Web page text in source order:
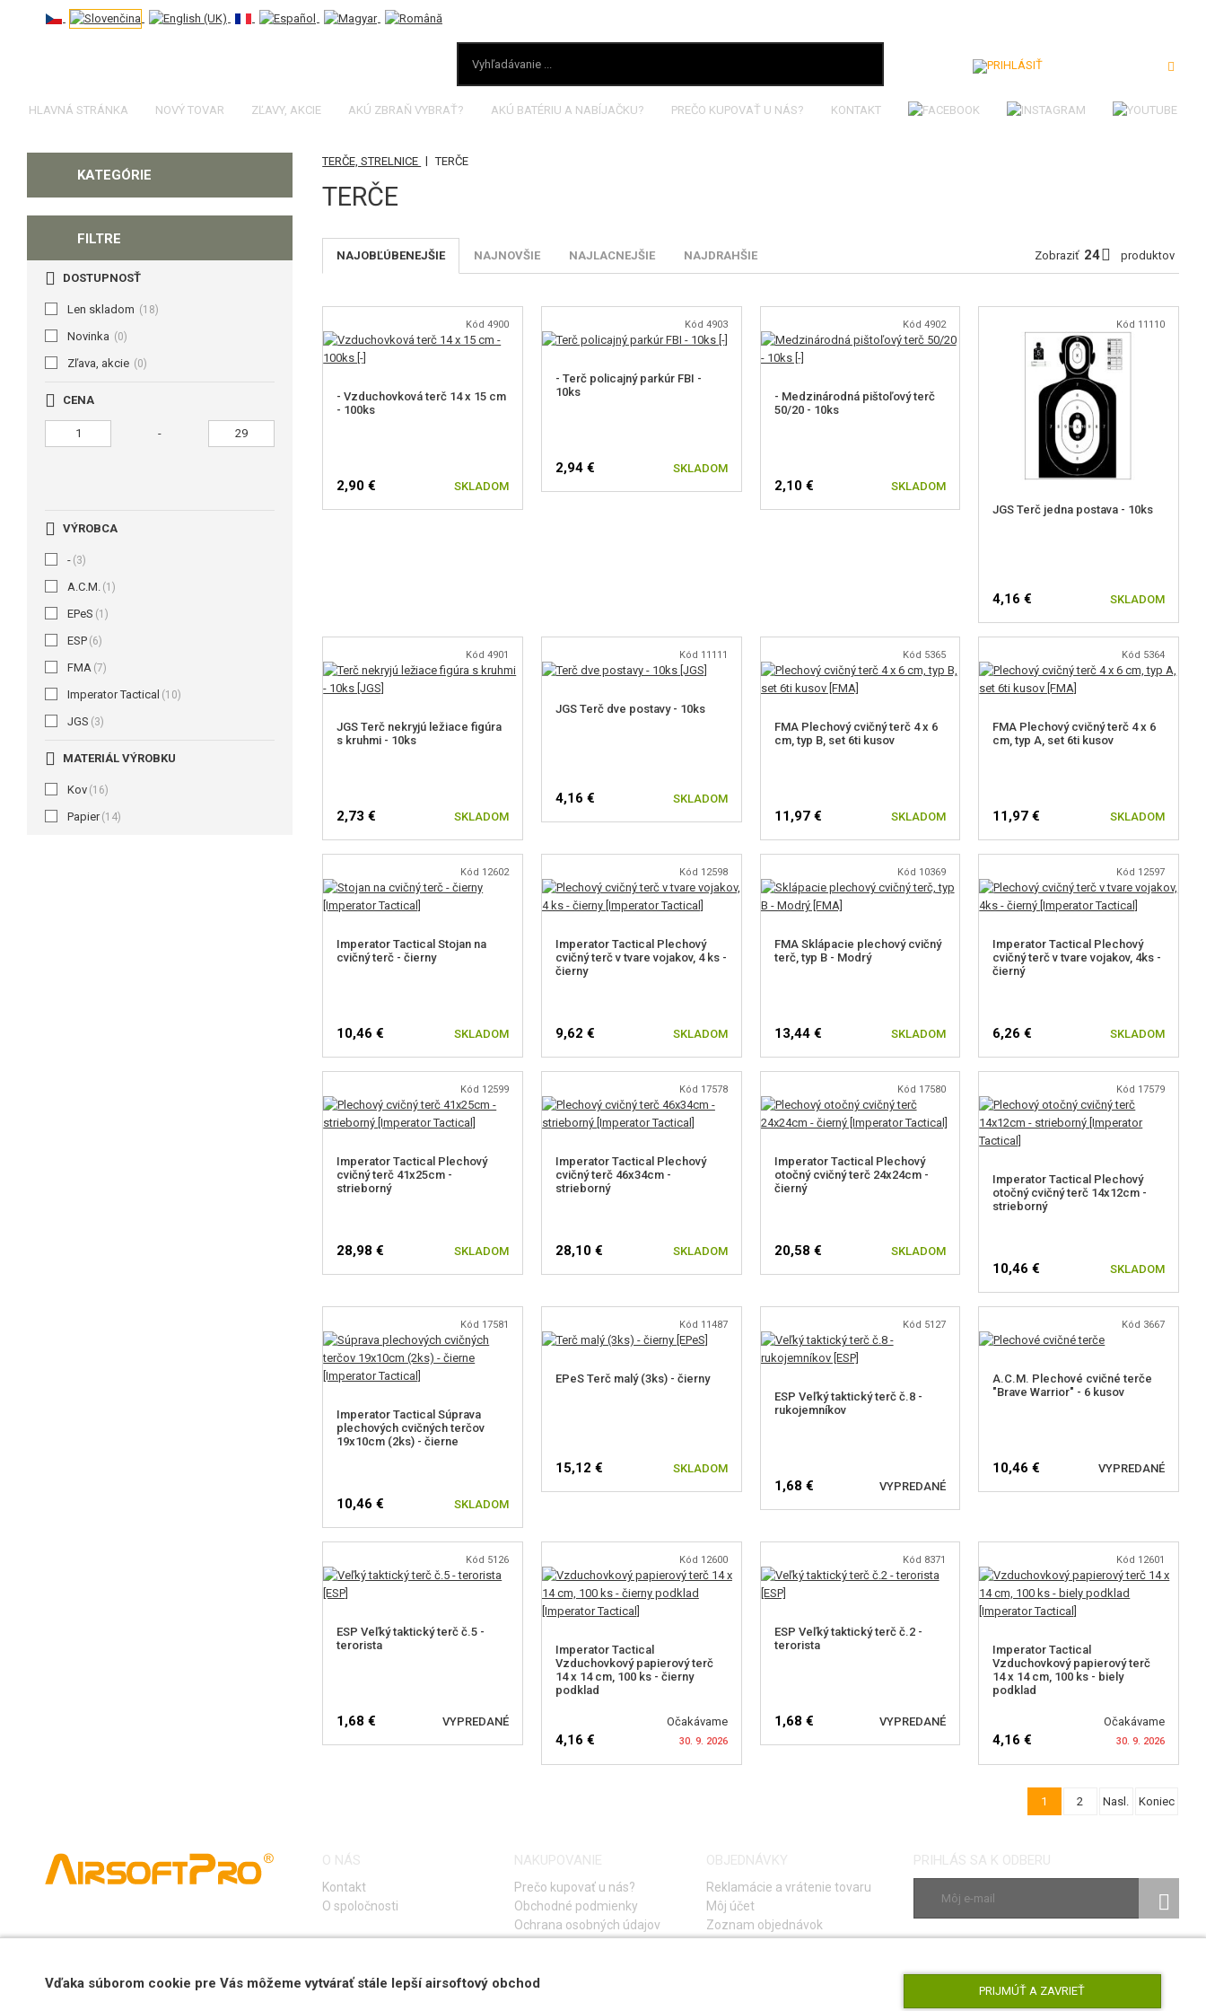
HLAVNÁ STRÁNKA NOVÝ TOVAR ZĽAVY, AKCIE AKÚ ZBRAŇ VYBRAŤ? AKÚ BATÉRIU A NABÍJAČKU? PREČO KUPOVAŤ U NÁS? KONTAKT
KATEGÓRIE
FILTRE
DOSTUPNOSŤ
Len skladom (18)
Novinka (0)
Zľava, akcie (0)
CENA
-
VÝROBCA
- (3)
A.C.M. (1)
EPeS (1)
ESP (6)
FMA (7)
Imperator Tactical (10)
JGS (3)
MATERIÁL VÝROBKU
Kov (16)
Papier (14)
TERČE, STRELNICE | TERČE
TERČE
Zobraziť produktov
NAJOBĽÚBENEJŠIE NAJNOVŠIE NAJLACNEJŠIE NAJDRAHŠIE
Kód 4900
- Vzduchovková terč 14 x 15 cm
- 100ks
2,90 € SKLADOM
Kód 4903
- Terč policajný parkúr FBI -
10ks
2,94 € SKLADOM
Kód 4902
- Medzinárodná pištoľový terč
50/20 - 10ks
2,10 € SKLADOM
Kód 11110
JGS Terč jedna postava - 10ks
4,16 € SKLADOM
Kód 4901
JGS Terč nekryjú ležiace figúra
s kruhmi - 10ks
2,73 € SKLADOM
Kód 11111
JGS Terč dve postavy - 10ks
4,16 € SKLADOM
Kód 5365
FMA Plechový cvičný terč 4 x 6
cm, typ B, set 6ti kusov
11,97 € SKLADOM
Kód 5364
FMA Plechový cvičný terč 4 x 6
cm, typ A, set 6ti kusov
11,97 € SKLADOM
Kód 12602
Imperator Tactical Stojan na
cvičný terč - čierny
10,46 € SKLADOM
Kód 12598
Imperator Tactical Plechový
cvičný terč v tvare vojakov, 4 ks -
čierny
9,62 € SKLADOM
Kód 10369
FMA Sklápacie plechový cvičný
terč, typ B - Modrý
13,44 € SKLADOM
Kód 12597
Imperator Tactical Plechový
cvičný terč v tvare vojakov, 4ks -
čierný
6,26 € SKLADOM
Kód 12599
Imperator Tactical Plechový
cvičný terč 41x25cm -
strieborný
28,98 € SKLADOM
Kód 17578
Imperator Tactical Plechový
cvičný terč 46x34cm -
strieborný
28,10 € SKLADOM
Kód 17580
Imperator Tactical Plechový
otočný cvičný terč 24x24cm -
čierný
20,58 € SKLADOM
Kód 17579
Imperator Tactical Plechový
otočný cvičný terč 14x12cm -
strieborný
10,46 € SKLADOM
Kód 17581
Imperator Tactical Súprava
plechových cvičných terčov
19x10cm (2ks) - čierne
10,46 € SKLADOM
Kód 11487
EPeS Terč malý (3ks) - čierny
15,12 € SKLADOM
Kód 5127
ESP Veľký taktický terč č.8 -
rukojemníkov
1,68 € VYPREDANÉ
Kód 3667
A.C.M. Plechové cvičné terče
"Brave Warrior" - 6 kusov
10,46 € VYPREDANÉ
Kód 5126
ESP Veľký taktický terč č.5 -
terorista
1,68 € VYPREDANÉ
Kód 12600
Imperator Tactical
Vzduchovkový papierový terč
14 x 14 cm, 100 ks - čierny
podklad
Očakávame
4,16 € 30. 9. 2026
Kód 8371
ESP Veľký taktický terč č.2 -
terorista
1,68 € VYPREDANÉ
Kód 12601
Imperator Tactical
Vzduchovkový papierový terč
14 x 14 cm, 100 ks - biely
podklad
Očakávame
4,16 € 30. 9. 2026
SLEDOVAŤ DOSTUPNOST
1 2 Nasl. Koniec
O NÁS
Kontakt
O spoločnosti
NAKUPOVANIE
Prečo kupovať u nás?
Obchodné podmienky
Ochrana osobných údajov
OBJEDNÁVKY
Reklamácie a vrátenie tovaru
Môj účet
Zoznam objednávok
PRIHLÁS SA K ODBERU
Vďaka súborom cookie pre Vás môžeme vytvárať stále lepší airsoftový obchod
PRIJMÚŤ A ZAVRIEŤ